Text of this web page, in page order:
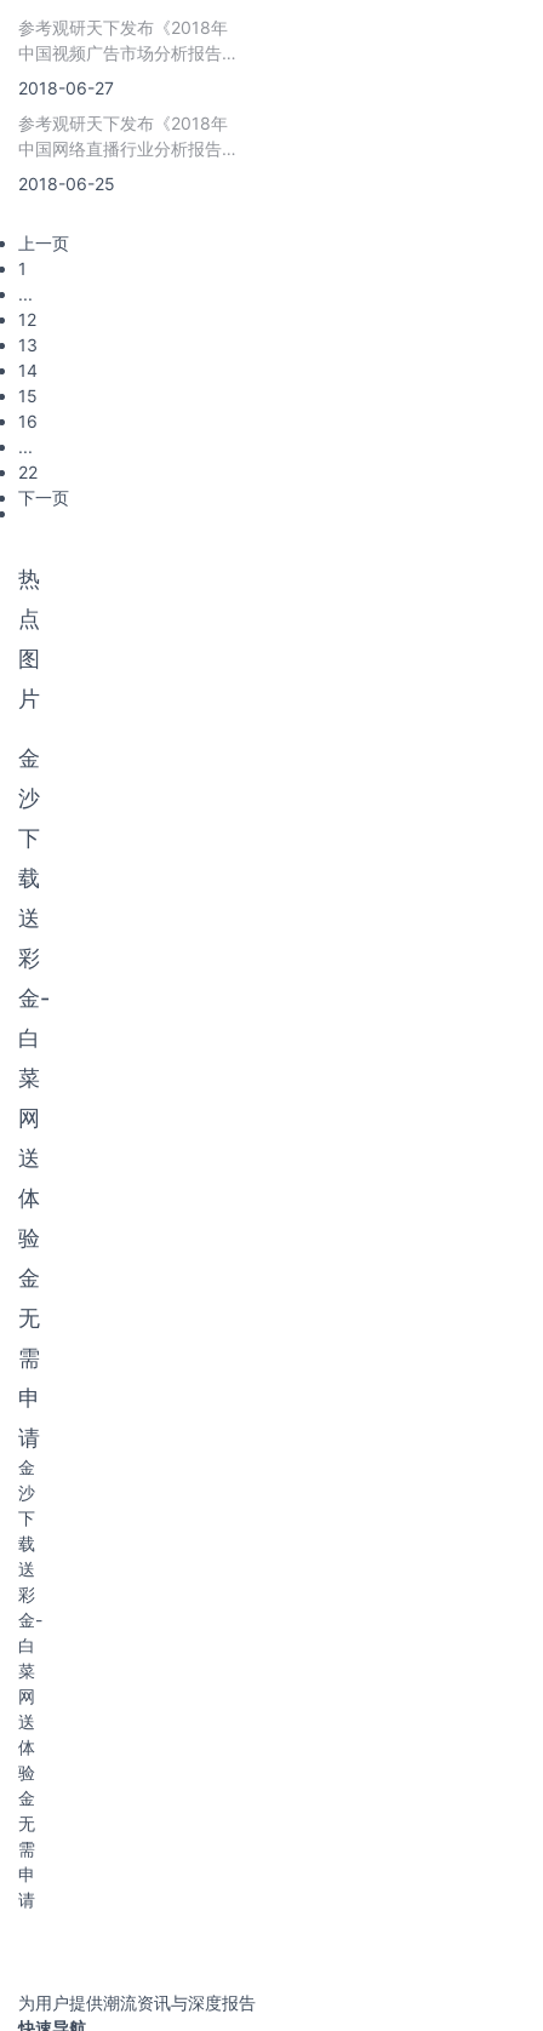
参考观研天下发布《2018年
中国视频广告市场分析报告-
行业运营态势与投资前景研
2018-06-27
参考观研天下发布《2018年
中国网络直播行业分析报告-
市场运营态势与发展前景研
2018-06-25
上一页
1
...
12
13
14
15
16
...
22
下一页
热
点
图
片
金
沙
下
载
送
彩
金-
白
菜
网
送
体
验
金
无
需
申
请
金
沙
下
载
送
彩
金-
白
菜
网
送
体
验
金
无
需
申
请
为用户提供潮流资讯与深度报告